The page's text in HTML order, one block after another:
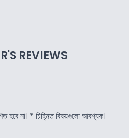
REVIEWS
হবে না। * চিহ্নিত বিষয়গুলো আবশ্যক।